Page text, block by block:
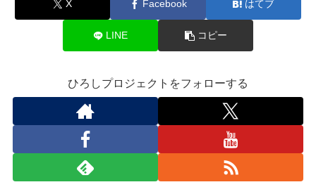
X Facebook はてブ
LINE コピー
ひろしプロジェクトをフォローする